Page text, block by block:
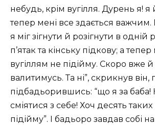
небудь, крім вугілля. Дурень я! я
тепер мені все здається
я міг зігнути й розігнути в одній
п’ятак та кінську підкову; а
вугіллям не підійму. Скоро вже й
валитимусь. Та ні”, скрикнув
підбадьорившись: “що я за
сміятися з себе! Хоч десять таких
підійму”. І бадьоро завдав собі